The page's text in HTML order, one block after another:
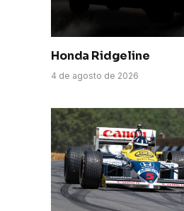
Honda Ridgeline
4 de agosto de 2026